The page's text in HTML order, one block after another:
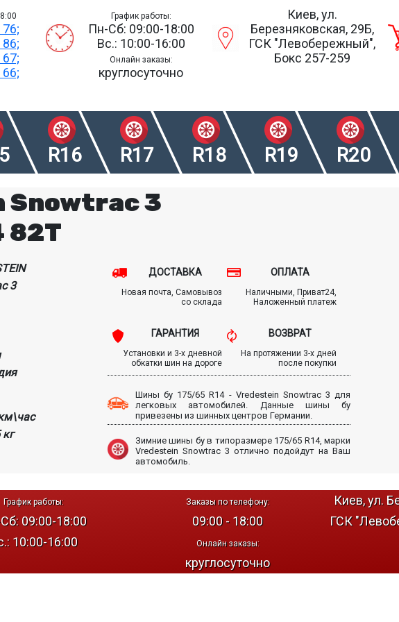
График работы:
Пн-Сб: 09:00-18:00
Вс.: 10:00-16:00
Онлайн заказы:
круглосуточно
Киев, ул.
Березняковская, 29Б,
ГСК "Левобережный",
Бокс 257-259
R16 R17 R18 R19 R20
Snowtrac 3
82T
3
кг
ДОСТАВКА
Новая почта, Самовывоз
со склада
ОПЛАТА
Наличными, Приват24,
Наложенный платеж
ГАРАНТИЯ
Установки и 3-х дневной
обкатки шин на дороге
ВОЗВРАТ
На протяжении 3-х дней
после покупки
Шины бу 175/65 R14 - Vredestein Snowtrac 3 для
легковых автомобилей. Данные шины бу
привезены из шинных центров Германии.
Зимние шины бу в типоразмере 175/65 R14, марки
Vredestein Snowtrac 3 отлично подойдут на Ваш
автомобиль.
График работы:
09:00-18:00
10:00-16:00
Заказы по телефону:
09:00 - 18:00
Онлайн заказы:
круглосуточно
Киев, ул.
ГСК